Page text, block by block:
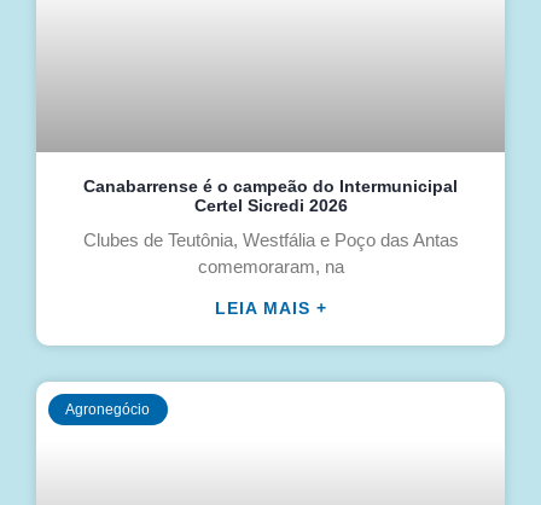
Canabarrense é o campeão do Intermunicipal
Certel Sicredi 2026
Clubes de Teutônia, Westfália e Poço das Antas
comemoraram, na
LEIA MAIS +
Agronegócio